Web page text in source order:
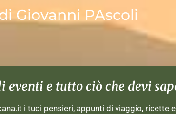
Giovanni PAscoli
e tutto ciò che devi
i tuoi pensieri, appunti di viaggio, ricette